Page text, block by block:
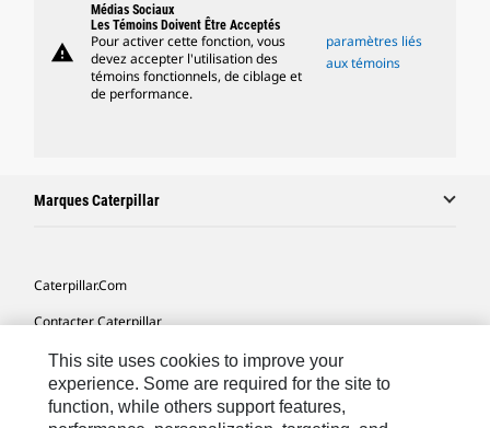
warning
Médias Sociaux
Les Témoins Doivent Être Acceptés
Pour activer cette fonction, vous
devez accepter l'utilisation des
témoins fonctionnels, de ciblage et
de performance.
paramètres liés
aux témoins
Marques Caterpillar
Caterpillar.com
Contacter Caterpillar
Mes Préférences Marketing
Plan Du Site
This site uses cookies to improve your
experience. Some are required for the site to
function, while others support features,